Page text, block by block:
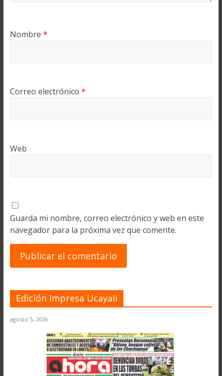
Nombre *
Correo electrónico *
Web
Guarda mi nombre, correo electrónico y web en este
navegador para la próxima vez que comente.
Edición Impresa Ucayali
agosto 5, 2026